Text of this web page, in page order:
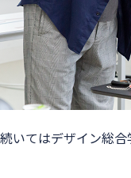
続いてはデザイン総合